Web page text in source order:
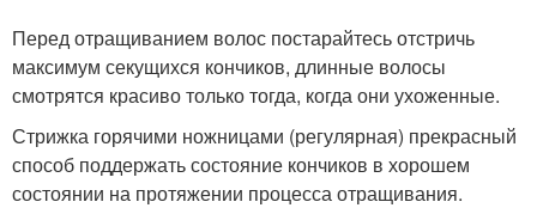
Перед отращиванием волос постарайтесь отстричь
максимум секущихся кончиков, длинные волосы
смотрятся красиво только тогда, когда они ухоженные.
Стрижка горячими ножницами (регулярная) прекрасный
способ поддержать состояние кончиков в хорошем
состоянии на протяжении процесса отращивания.